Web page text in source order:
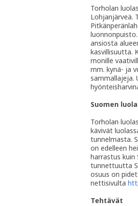
Torholan
Lohjanjärveä.
ansiosta
kasvillisuutta.
monille
mm. kynä- ja
sammallajeja.
Suomen
Torholan
kävivät
tunnelmasta.
on edelleen
harrastus kuin
tunnettuutta
osuus on
nettisivulta
Tehtävät